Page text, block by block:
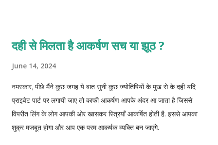
दही से मिलता है आकर्षण सच या झूठ ?
June 14, 2024
नमस्कार, पीछे मैंने कुछ जगह ये बात सुनी कुछ ज्योतिषियों के मुख से के दही यदि
प्राइवेट पार्ट पर लगायी जाए तो काफी आकर्षण आपके अंदर आ जाता है जिससे
विपरीत लिंग के लोग आपकी ओर खासकर स्त्रियाँ आकर्षित होती है. इससे आपका
शुक्र मजबूत होगा और आप एक परम आकर्षक व्यक्ति बन जाएंगे.